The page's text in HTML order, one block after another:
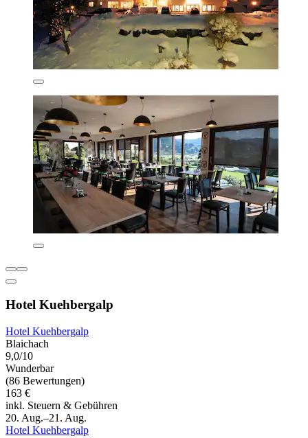
Hotel Kuehbergalp
Hotel Kuehbergalp
Blaichach
9,0/10
Wunderbar
(86 Bewertungen)
163 €
inkl. Steuern & Gebühren
20. Aug.–21. Aug.
Hotel Kuehbergalp